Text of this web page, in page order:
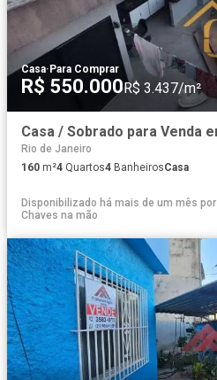
Casa·Para Comprar
R$ 550.000R$ 3.437/m²
Rio de Janeiro
160 m²4 Quartos4 BanheirosCasa
Disponibilizado há mais de um mês por
Chaves na mão